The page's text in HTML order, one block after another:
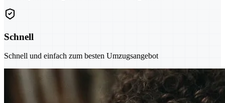
Schnell
Schnell und einfach zum besten Umzugsangebot